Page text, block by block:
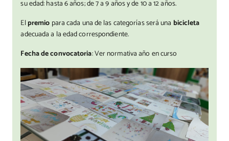
su edad: hasta 6 años; de 7 a 9 años y de 10 a 12 años.
Elpremio para cada una de las categorías será una bicicleta
adecuada a la edad correspondiente.
Fecha de convocatoria: Ver normativa año en curso